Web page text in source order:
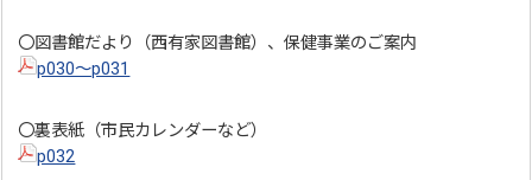
〇図書館だより（西有家図書館）、保健事業のご案内
p030～p031
〇裏表紙（市民カレンダーなど）
p032